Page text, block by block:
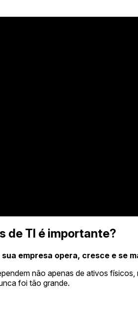
de TI é importante?
empresa opera, cresce e se
não apenas de ativos
foi tão grande.